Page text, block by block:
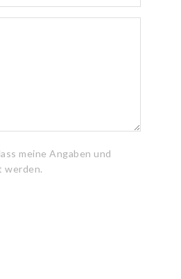
meine Angaben und
werden.